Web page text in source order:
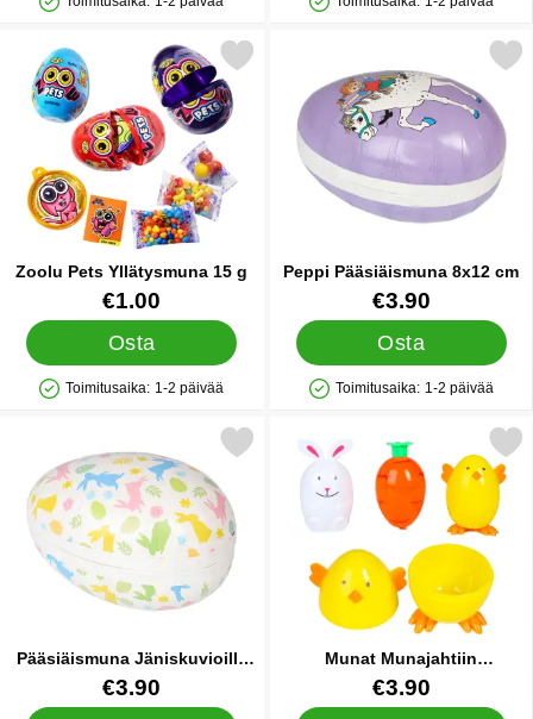
Saatavuus: Varastossa Saatavuus: Varastossa
Zoolu Pets Yllätysmuna 15 g
Tuote.nro 90339
€1.00
Osta
Saatavuus: Varastossa
Toimitusaika: 1-2 päivää
Merkitse zoolu Pets Yllätysmuna 15 g suosikiksi
Peppi Pääsiäismuna 8x12 cm
Tuote.nro 90356
€3.90
Osta
Saatavuus: Varastossa
Toimitusaika: 1-2 päivää
Merkitse peppi
Pääsiäismuna Jäniskuvioilla
8x12 cm
Tuote.nro 90358
€3.90
pääsiäismuna Jäniskuvioilla 8x12 cm suosikiksi
Munat Munajahtiin
Kani/Tipu/Porkkana 3 kpl
Tuote.nro 90460
€3.90
Merkitse munat Munajahtiin Kani/